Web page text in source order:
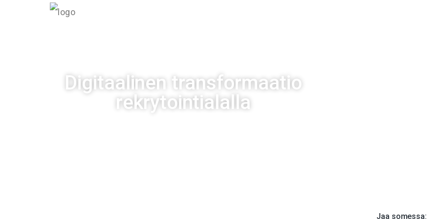
Digitaalinen transformaatio
rekrytointialalla
Jaa somessa: